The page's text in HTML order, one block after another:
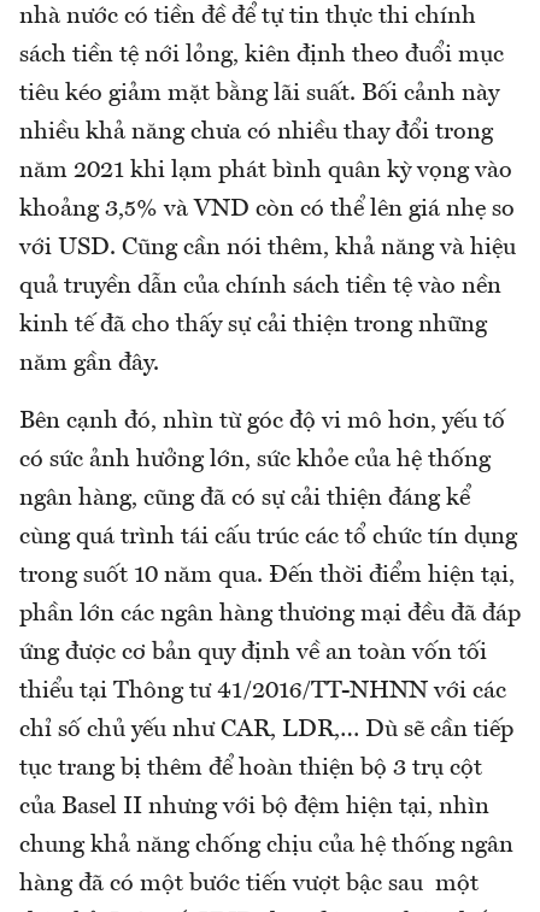
nhà nước có tiền đề để tự tin thực thi chính
sách tiền tệ nới lỏng, kiên định theo đuổi mục
tiêu kéo giảm mặt bằng lãi suất. Bối cảnh này
nhiều khả năng chưa có nhiều thay đổi trong
năm 2021 khi lạm phát bình quân kỳ vọng vào
khoảng 3,5% và VND còn có thể lên giá nhẹ so
với USD. Cũng cần nói thêm, khả năng và hiệu
quả truyền dẫn của chính sách tiền tệ vào nền
kinh tế đã cho thấy sự cải thiện trong những
năm gần đây.
Bên cạnh đó, nhìn từ góc độ vi mô hơn, yếu tố
có sức ảnh hưởng lớn, sức khỏe của hệ thống
ngân hàng, cũng đã có sự cải thiện đáng kể
cùng quá trình tái cấu trúc các tổ chức tín dụng
trong suốt 10 năm qua. Đến thời điểm hiện tại,
phần lớn các ngân hàng thương mại đều đã đáp
ứng được cơ bản quy định về an toàn vốn tối
thiểu tại Thông tư 41/2016/TT-NHNN với các
chỉ số chủ yếu như CAR, LDR,… Dù sẽ cần tiếp
tục trang bị thêm để hoàn thiện bộ 3 trụ cột
của Basel II nhưng với bộ đệm hiện tại, nhìn
chung khả năng chống chịu của hệ thống ngân
hàng đã có một bước tiến vượt bậc sau một